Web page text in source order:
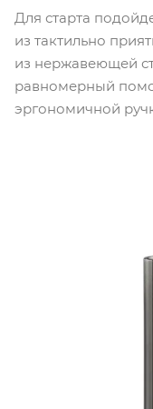
Для старта
из тактильно
из нержавеющей
равномерный
эргономичной